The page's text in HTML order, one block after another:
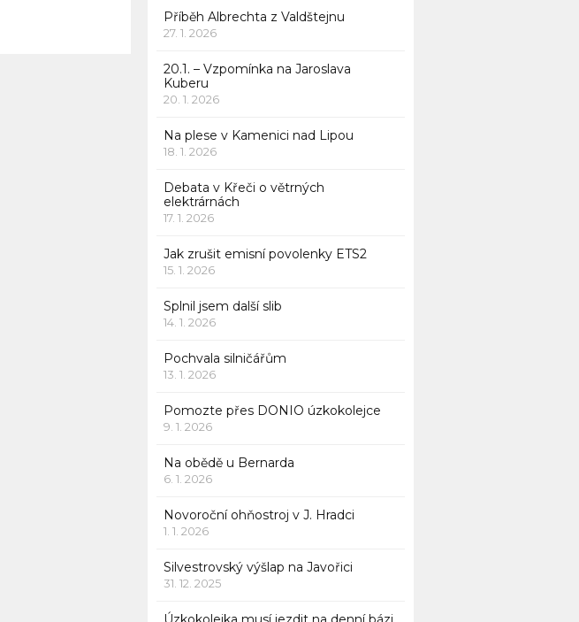
Příběh Albrechta z Valdštejnu
27. 1. 2026
20.1. – Vzpomínka na Jaroslava
Kuberu
20. 1. 2026
Na plese v Kamenici nad Lipou
18. 1. 2026
Debata v Křeči o větrných
elektrárnách
17. 1. 2026
Jak zrušit emisní povolenky ETS2
15. 1. 2026
Splnil jsem další slib
14. 1. 2026
Pochvala silničářům
13. 1. 2026
Pomozte přes DONIO úzkokolejce
9. 1. 2026
Na obědě u Bernarda
6. 1. 2026
Novoroční ohňostroj v J. Hradci
1. 1. 2026
Silvestrovský výšlap na Javořici
31. 12. 2025